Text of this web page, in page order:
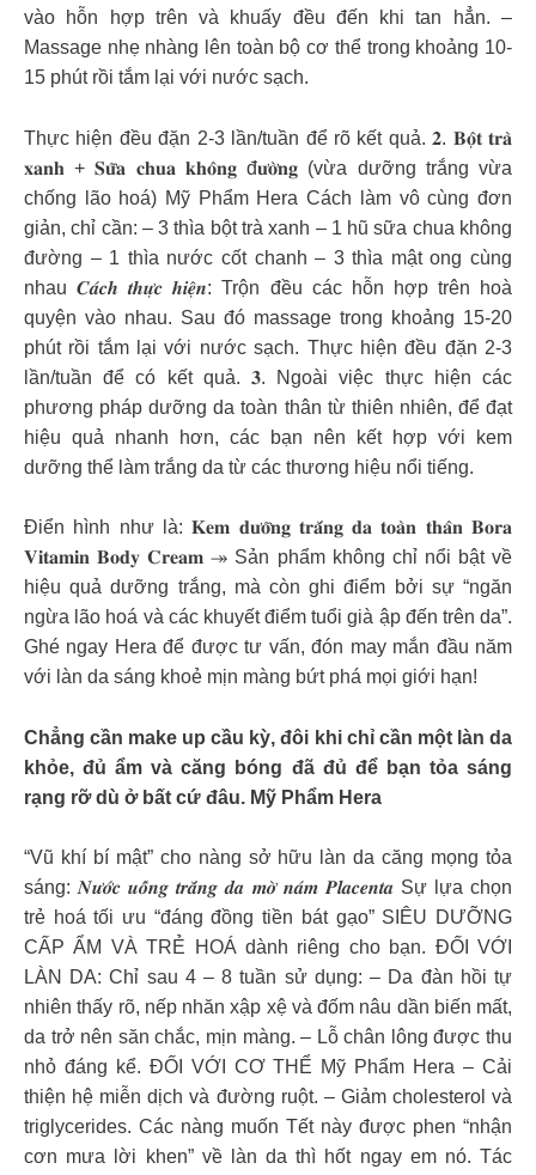
vào hỗn hợp trên và khuấy đều đến khi tan hẳn. –
Massage nhẹ nhàng lên toàn bộ cơ thể trong khoảng 10-
15 phút rồi tắm lại với nước sạch.
Thực hiện đều đặn 2-3 lần/tuần để rõ kết quả. 𝟐. 𝐁𝐨̣̂𝐭 𝐭𝐫𝐚̀
𝐱𝐚𝐧𝐡 + 𝐒𝐮̛̃𝐚 𝐜𝐡𝐮𝐚 𝐤𝐡𝐨̂𝐧𝐠 đ𝐮̛𝐨̛̀𝐧𝐠 (vừa dưỡng trắng vừa
chống lão hoá) Mỹ Phẩm Hera Cách làm vô cùng đơn
giản, chỉ cần: – 3 thìa bột trà xanh – 1 hũ sữa chua không
đường – 1 thìa nước cốt chanh – 3 thìa mật ong cùng
nhau 𝑪𝒂́𝒄𝒉 𝒕𝒉𝒖̛̣𝒄 𝒉𝒊𝒆̣̂𝒏: Trộn đều các hỗn hợp trên hoà
quyện vào nhau. Sau đó massage trong khoảng 15-20
phút rồi tắm lại với nước sạch. Thực hiện đều đặn 2-3
lần/tuần để có kết quả. 𝟑. Ngoài việc thực hiện các
phương pháp dưỡng da toàn thân từ thiên nhiên, để đạt
hiệu quả nhanh hơn, các bạn nên kết hợp với kem
dưỡng thể làm trắng da từ các thương hiệu nổi tiếng.
Điển hình như là: 𝐊𝐞𝐦 𝐝𝐮̛𝐨̛̃𝐧𝐠 𝐭𝐫𝐚̆́𝐧𝐠 𝐝𝐚 𝐭𝐨𝐚̀𝐧 𝐭𝐡𝐚̂𝐧 𝐁𝐨𝐫𝐚
𝐕𝐢𝐭𝐚𝐦𝐢𝐧 𝐁𝐨𝐝𝐲 𝐂𝐫𝐞𝐚𝐦 ↠ Sản phẩm không chỉ nổi bật về
hiệu quả dưỡng trắng, mà còn ghi điểm bởi sự “ngăn
ngừa lão hoá và các khuyết điểm tuổi già ập đến trên da”.
Ghé ngay Hera để được tư vấn, đón may mắn đầu năm
với làn da sáng khoẻ mịn màng bứt phá mọi giới hạn!
Chẳng cần make up cầu kỳ, đôi khi chỉ cần một làn da
khỏe, đủ ẩm và căng bóng đã đủ để bạn tỏa sáng
rạng rỡ dù ở bất cứ đâu. Mỹ Phẩm Hera
“Vũ khí bí mật” cho nàng sở hữu làn da căng mọng tỏa
sáng: 𝑵𝒖̛𝒐̛́𝒄 𝒖𝒐̂́𝒏𝒈 𝒕𝒓𝒂̆́𝒏𝒈 𝒅𝒂 𝒎𝒐̛̀ 𝒏𝒂́𝒎 𝑷𝒍𝒂𝒄𝒆𝒏𝒕𝒂 Sự lựa chọn
trẻ hoá tối ưu “đáng đồng tiền bát gạo” SIÊU DƯỠNG
CẤP ẨM VÀ TRẺ HOÁ dành riêng cho bạn. ĐỐI VỚI
LÀN DA: Chỉ sau 4 – 8 tuần sử dụng: – Da đàn hồi tự
nhiên thấy rõ, nếp nhăn xập xệ và đốm nâu dần biến mất,
da trở nên săn chắc, mịn màng. – Lỗ chân lông được thu
nhỏ đáng kể. ĐỐI VỚI CƠ THỂ Mỹ Phẩm Hera – Cải
thiện hệ miễn dịch và đường ruột. – Giảm cholesterol và
triglycerides. Các nàng muốn Tết này được phen “nhận
cơn mưa lời khen” về làn da thì hốt ngay em nó. Tác